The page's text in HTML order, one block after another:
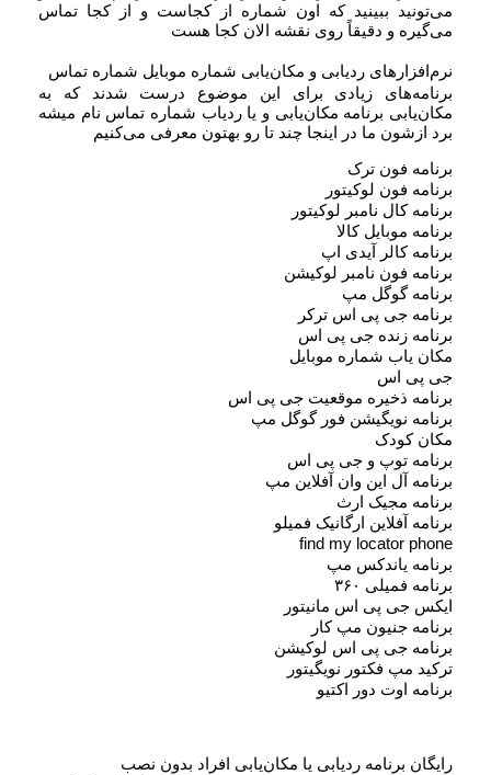
می‌تونید ببینید که اون شماره از کجاست و از کجا تماس
می‌گیره و دقیقاً روی نقشه الان کجا هست
نرم‌افزارهای ردیابی و مکان‌یابی شماره موبایل شماره تماس
برنامه‌های زیادی برای این موضوع درست شدند که به
مکان‌یابی برنامه مکان‌یابی و یا ردیاب شماره تماس نام میشه
برد ازشون ما در اینجا چند تا رو بهتون معرفی می‌کنیم
برنامه فون ترک
برنامه فون لوکیتور
برنامه کال نامبر لوکیتور
برنامه موبایل کالا
برنامه کالر آیدی اپ
برنامه فون نامبر لوکیشن
برنامه گوگل مپ
برنامه جی پی اس ترکر
برنامه زنده جی پی اس
مکان یاب شماره موبایل
جی پی اس
برنامه ذخیره موقعیت جی پی اس
برنامه نویگیشن فور گوگل مپ
مکان کودک
برنامه توپ و جی پی اس
برنامه آل این وان آفلاین مپ
برنامه مجیک ارث
برنامه آفلاین ارگانیک فمیلو
find my locator phone
برنامه یاندکس مپ
برنامه فمیلی ۳۶۰
ایکس جی پی اس مانیتور
برنامه جنیون مپ کار
برنامه جی پی اس لوکیشن
ترکید مپ فکتور نویگیتور
برنامه اوت دور اکتیو
رایگان برنامه ردیابی یا مکان‌یابی افراد بدون نصب